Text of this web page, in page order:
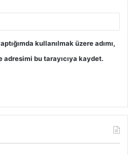
kullanılmak üzere adımı,
bu tarayıcıya kaydet.